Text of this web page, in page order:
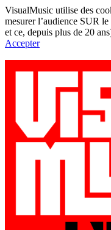
VisualMusic utilise des
mesurer l’audience SUR
et ce, depuis plus de 20
Accepter